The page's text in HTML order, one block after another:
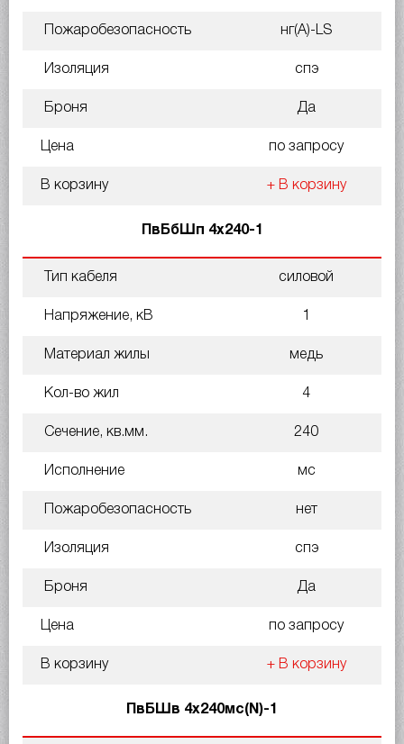
Пожаробезопасность нг(A)-LS
Изоляция спэ
Броня Да
Цена по запросу
В корзину + В корзину
ПвБбШп 4х240-1
Тип кабеля силовой
Напряжение, кВ
Материал жилы медь
Кол-во жил 4
Сечение, кв.мм. 240
Исполнение мс
Пожаробезопасность нет
Изоляция спэ
Броня Да
Цена по запросу
В корзину + В корзину
ПвБШв 4х240мс(N)-1